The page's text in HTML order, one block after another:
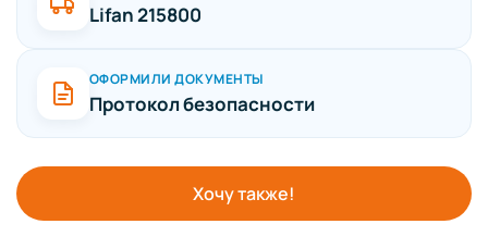
Lifan 215800
ОФОРМИЛИ ДОКУМЕНТЫ
Протокол безопасности
Хочу также!